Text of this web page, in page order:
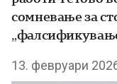
сомневање за
13. февруари